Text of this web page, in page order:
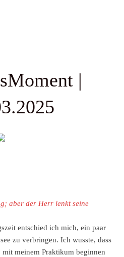
|
aber der Herr lenkt seine
entschied ich mich, ein paar
zu verbringen. Ich wusste, dass
meinem Praktikum beginnen